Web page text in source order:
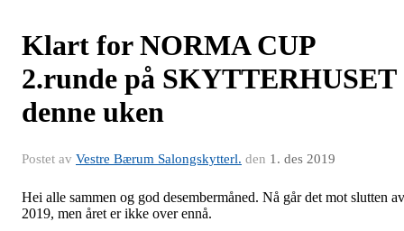
Klart for NORMA CUP
2.runde på SKYTTERHUSET
denne uken
Postet av Vestre Bærum Salongskytterl. den 1. des 2019
Hei alle sammen og god desembermåned. Nå går det mot slutten av
2019, men året er ikke over ennå.